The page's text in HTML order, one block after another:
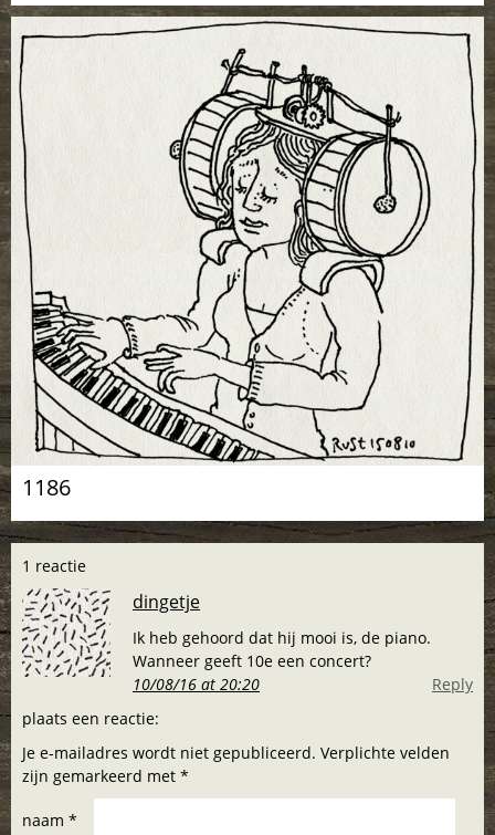
1186
1 reactie
dingetje
Ik heb gehoord dat hij mooi is, de piano.
Wanneer geeft 10e een concert?
Reply
10/08/16 at 20:20
plaats een reactie:
Je e-mailadres wordt niet gepubliceerd. Verplichte velden
zijn gemarkeerd met *
naam *